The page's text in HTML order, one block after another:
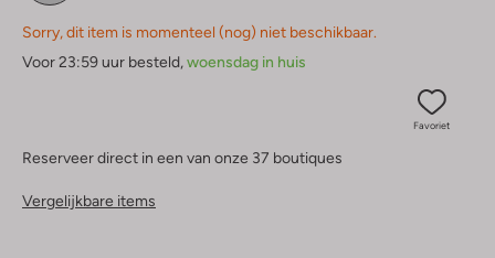
Sorry, dit item is momenteel (nog) niet beschikbaar.
Voor 23:59 uur besteld,woensdag in huis
Favoriet
Reserveer direct in een van onze 37 boutiques
Vergelijkbare items